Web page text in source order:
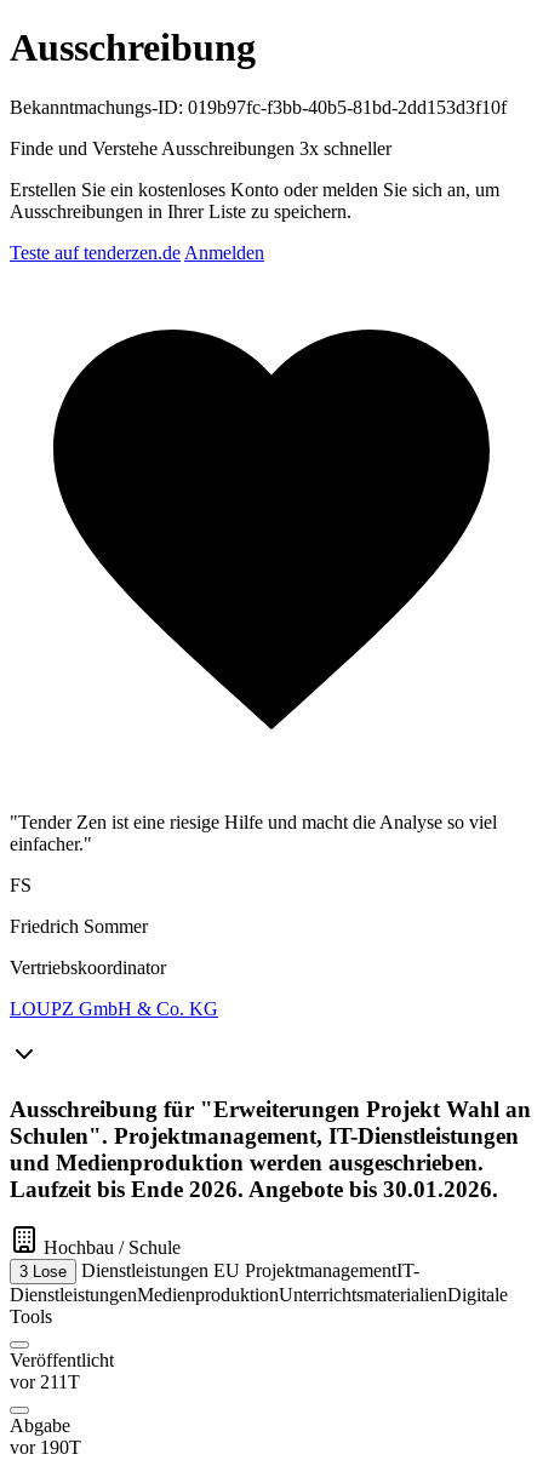
Ausschreibung
Bekanntmachungs-ID: 019b97fc-f3bb-40b5-81bd-2dd153d3f10f
Finde und Verstehe Ausschreibungen 3x schneller
Erstellen Sie ein kostenloses Konto oder melden Sie sich an, um
Ausschreibungen in Ihrer Liste zu speichern.
Teste auf tenderzen.de Anmelden
"Tender Zen ist eine riesige Hilfe und macht die Analyse so viel
einfacher."
FS
Friedrich Sommer
Vertriebskoordinator
LOUPZ GmbH & Co. KG
Ausschreibung für "Erweiterungen Projekt Wahl an
Schulen". Projektmanagement, IT-Dienstleistungen
und Medienproduktion werden ausgeschrieben.
Laufzeit bis Ende 2026. Angebote bis 30.01.2026.
Hochbau / Schule
3 Lose Dienstleistungen EU ProjektmanagementIT-
DienstleistungenMedienproduktionUnterrichtsmaterialienDigitale
Tools
Veröffentlicht
vor 211T
Abgabe
vor 190T